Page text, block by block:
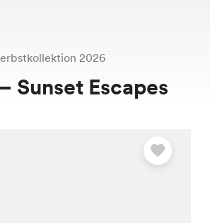
2026
Sunset Escapes